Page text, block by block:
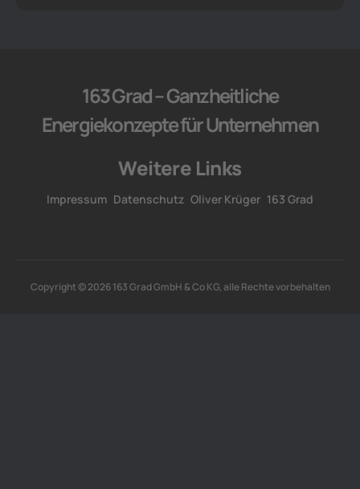
163 Grad – Ganzheitliche
Energiekonzepte für Unternehmen
Weitere Links
Impressum Datenschutz Oliver Krüger 163 Grad
Copyright © 2026 163 Grad GmbH & Co KG, alle Rechte vorbehalten